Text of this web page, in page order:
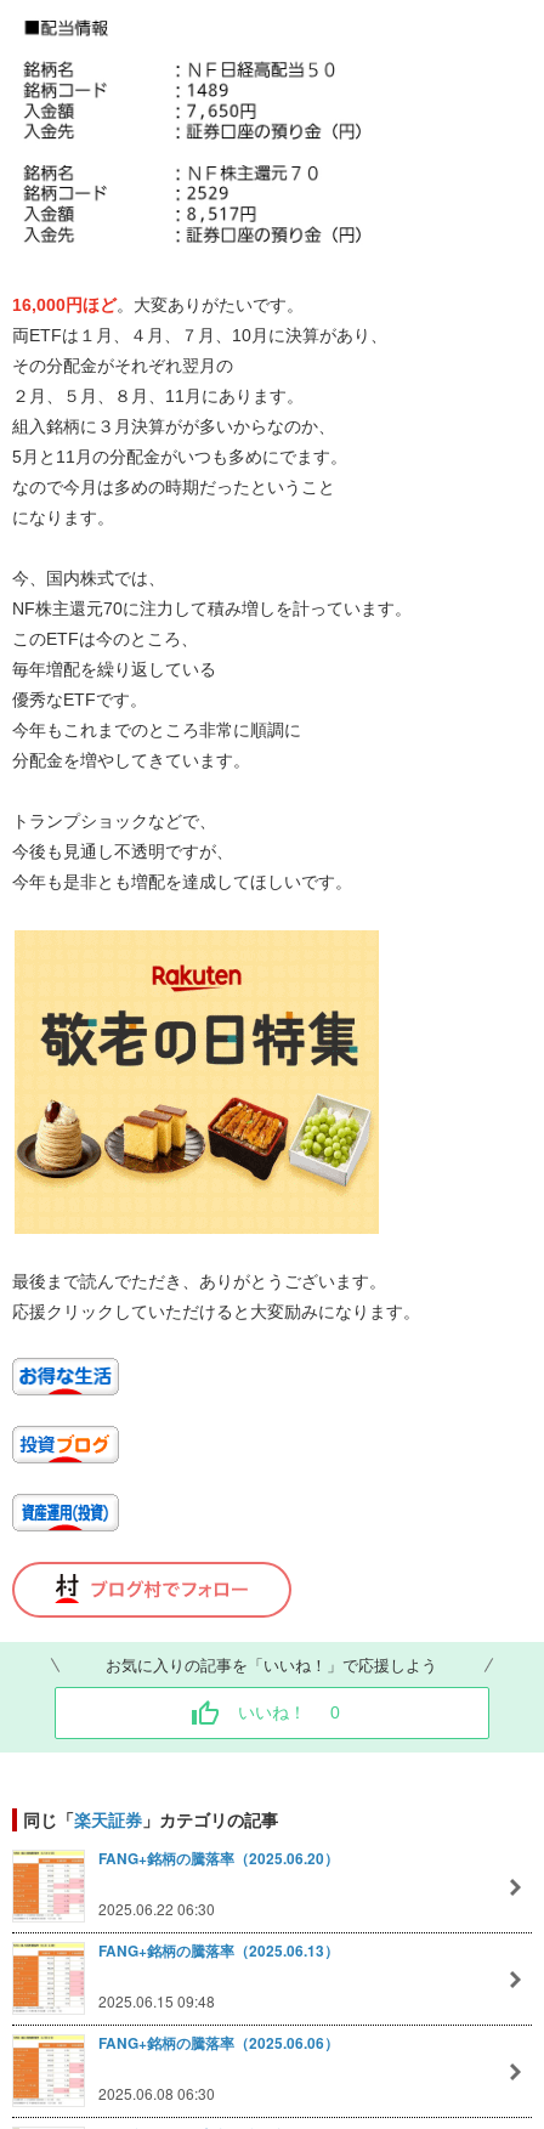
16,000円ほど。大変ありがたいです。
両ETFは１月、４月、７月、10月に決算があり、
その分配金がそれぞれ翌月の
２月、５月、８月、11月にあります。
組入銘柄に３月決算がが多いからなのか、
5月と11月の分配金がいつも多めにでます。
なので今月は多めの時期だったということ
になります。
今、国内株式では、
NF株主還元70に注力して積み増しを計っています。
このETFは今のところ、
毎年増配を繰り返している
優秀なETFです。
今年もこれまでのところ非常に順調に
分配金を増やしてきています。
トランプショックなどで、
今後も見通し不透明ですが、
今年も是非とも増配を達成してほしいです。
最後まで読んでただき、ありがとうございます。
応援クリックしていただけると大変励みになります。
お気に入りの記事を「いいね！」で応援しよう
いいね！ 0
同じ「楽天証券 」カテゴリの記事
FANG+銘柄の騰落率（2025.06.20）
2025.06.22 06:30
FANG+銘柄の騰落率（2025.06.13）
2025.06.15 09:48
FANG+銘柄の騰落率（2025.06.06）
2025.06.08 06:30